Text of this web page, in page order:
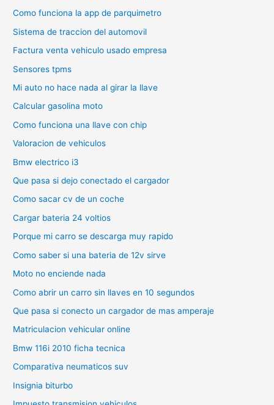
Como funciona la app de parquimetro
Sistema de traccion del automovil
Factura venta vehiculo usado empresa
Sensores tpms
Mi auto no hace nada al girar la llave
Calcular gasolina moto
Como funciona una llave con chip
Valoracion de vehiculos
Bmw electrico i3
Que pasa si dejo conectado el cargador
Como sacar cv de un coche
Cargar bateria 24 voltios
Porque mi carro se descarga muy rapido
Como saber si una bateria de 12v sirve
Moto no enciende nada
Como abrir un carro sin llaves en 10 segundos
Que pasa si conecto un cargador de mas amperaje
Matriculacion vehicular online
Bmw 116i 2010 ficha tecnica
Comparativa neumaticos suv
Insignia biturbo